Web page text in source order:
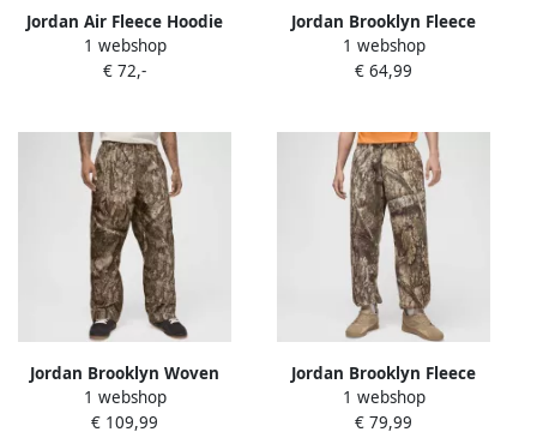
Jordan Air Fleece Hoodie
Grijs- Heren Grijs
1 webshop
€ 72,-
Jordan Brooklyn Fleece
Open-Hem Pants Women
Trainingsbroeken blauw
1 webshop
€ 64,99
Jordan Brooklyn Woven
Realtree Pants Men
Trainingsbroeken bruin
1 webshop
€ 109,99
Jordan Brooklyn Fleece
Realtree Pants Men
Trainingsbroeken multicolor
1 webshop
€ 79,99